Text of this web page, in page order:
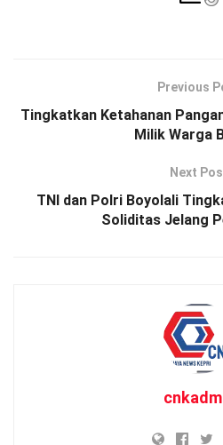
Previous
Tingkatkan Ketahanan
Milik Warga
Next
TNI dan Polri Boyolali
Soliditas Jelang